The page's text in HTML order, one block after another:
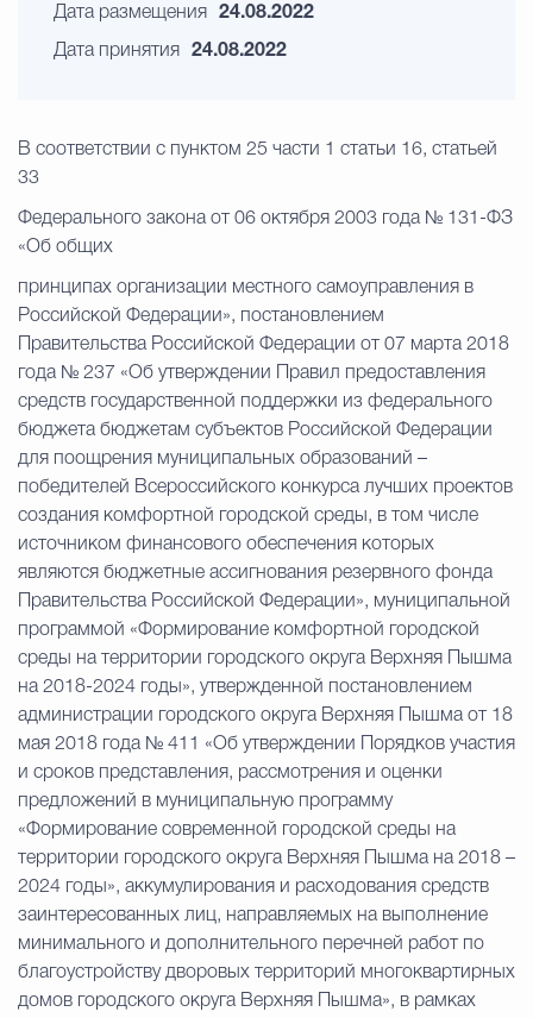
Дата размещения 24.08.2022
Дата принятия 24.08.2022
В соответствии с пунктом 25 части 1 статьи 16, статьей
33
Федерального закона от 06 октября 2003 года № 131-ФЗ
«Об общих
принципах организации местного самоуправления в
Российской Федерации», постановлением
Правительства Российской Федерации от 07 марта 2018
года № 237 «Об утверждении Правил предоставления
средств государственной поддержки из федерального
бюджета бюджетам субъектов Российской Федерации
для поощрения муниципальных образований –
победителей Всероссийского конкурса лучших проектов
создания комфортной городской среды, в том числе
источником финансового обеспечения которых
являются бюджетные ассигнования резервного фонда
Правительства Российской Федерации», муниципальной
программой «Формирование комфортной городской
среды на территории городского округа Верхняя Пышма
на 2018-2024 годы», утвержденной постановлением
администрации городского округа Верхняя Пышма от 18
мая 2018 года № 411 «Об утверждении Порядков участия
и сроков представления, рассмотрения и оценки
предложений в муниципальную программу
«Формирование современной городской среды на
территории городского округа Верхняя Пышма на 2018 –
2024 годы», аккумулирования и расходования средств
заинтересованных лиц, направляемых на выполнение
минимального и дополнительного перечней работ по
благоустройству дворовых территорий многоквартирных
домов городского округа Верхняя Пышма», в рамках